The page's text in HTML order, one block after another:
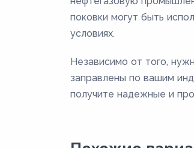
поковки могут быть
условиях.
Независимо от того,
заправлены по вашим
получите надежные и